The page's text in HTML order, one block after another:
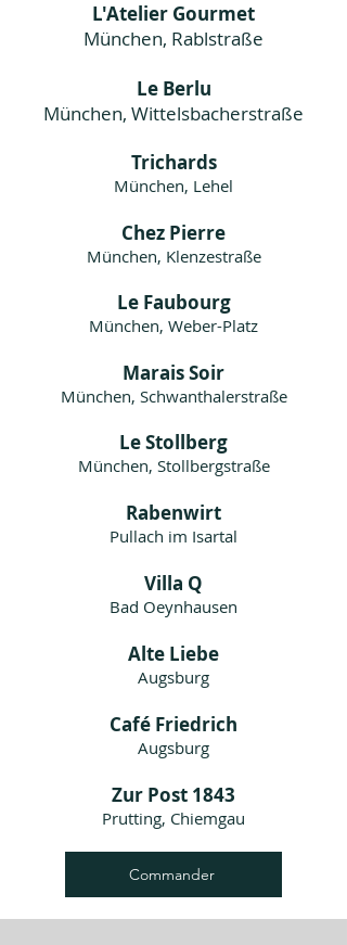
L'Atelier Gourmet
München, Rablstraße
Le Berlu
München, Wittelsbacherstraße
Trichards
München, Lehel
Chez Pierre
München, Klenzestraße
Le Faubourg
München, Weber-Platz
Marais Soir
München, Schwanthalerstraße
Le Stollberg
München, Stollbergstraße
Rabenwirt
Pullach im Isartal
Villa Q
Bad Oeynhausen
Alte Liebe
Augsburg
Café Friedrich
Augsburg
Zur Post 1843
Prutting, Chiemgau
Commander